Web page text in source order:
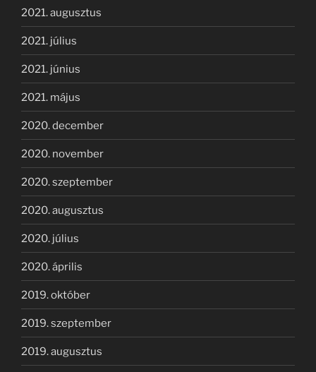
2021. augusztus
2021. július
2021. június
2021. május
2020. december
2020. november
2020. szeptember
2020. augusztus
2020. július
2020. április
2019. október
2019. szeptember
2019. augusztus